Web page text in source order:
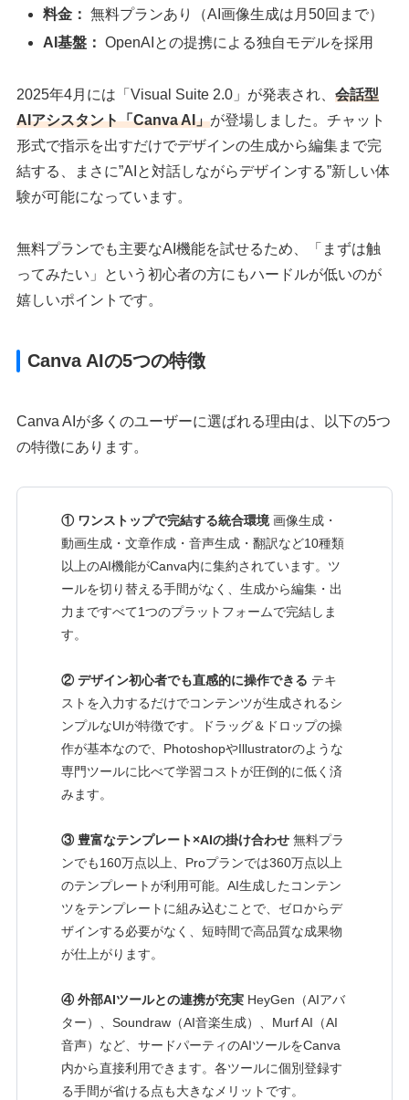
料金： 無料プランあり（AI画像生成は月50回まで）
AI基盤： OpenAIとの提携による独自モデルを採用
2025年4月には「Visual Suite 2.0」が発表され、会話型
AIアシスタント「Canva AI」が登場しました。チャット
形式で指示を出すだけでデザインの生成から編集まで完
結する、まさに”AIと対話しながらデザインする”新しい体
験が可能になっています。
無料プランでも主要なAI機能を試せるため、「まずは触
ってみたい」という初心者の方にもハードルが低いのが
嬉しいポイントです。
Canva AIの5つの特徴
Canva AIが多くのユーザーに選ばれる理由は、以下の5つ
の特徴にあります。
① ワンストップで完結する統合環境 画像生成・
動画生成・文章作成・音声生成・翻訳など10種類
以上のAI機能がCanva内に集約されています。ツ
ールを切り替える手間がなく、生成から編集・出
力まですべて1つのプラットフォームで完結しま
す。
② デザイン初心者でも直感的に操作できる テキ
ストを入力するだけでコンテンツが生成されるシ
ンプルなUIが特徴です。ドラッグ＆ドロップの操
作が基本なので、PhotoshopやIllustratorのような
専門ツールに比べて学習コストが圧倒的に低く済
みます。
③ 豊富なテンプレート×AIの掛け合わせ 無料プラ
ンでも160万点以上、Proプランでは360万点以上
のテンプレートが利用可能。AI生成したコンテン
ツをテンプレートに組み込むことで、ゼロからデ
ザインする必要がなく、短時間で高品質な成果物
が仕上がります。
④ 外部AIツールとの連携が充実 HeyGen（AIアバ
ター）、Soundraw（AI音楽生成）、Murf AI（AI
音声）など、サードパーティのAIツールをCanva
内から直接利用できます。各ツールに個別登録す
る手間が省ける点も大きなメリットです。